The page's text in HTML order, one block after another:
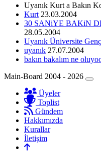
Uyanık Kurt a Bakın
Kurt 23.03.2004
30 SANiYE BAKiN
28.05.2004
Uyanık Üniversite
uyanık 27.07.2004
bakın bakalım ne
Main-Board 2004 - 2026
Üyeler
Toplist
Gündem
Hakkımızda
Kurallar
İletişim